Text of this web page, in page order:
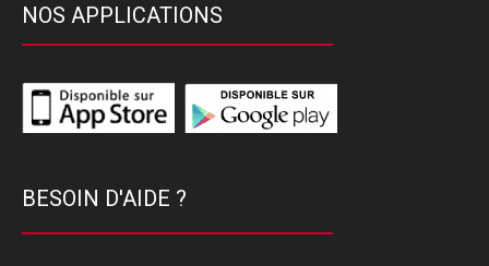
NOS APPLICATIONS
BESOIN D'AIDE ?